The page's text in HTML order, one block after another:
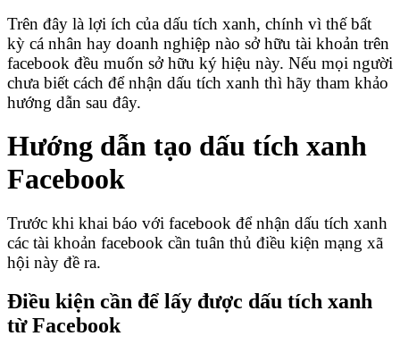
Trên đây là lợi ích của dấu tích xanh, chính vì thế bất
kỳ cá nhân hay doanh nghiệp nào sở hữu tài khoản trên
facebook đều muốn sở hữu ký hiệu này. Nếu mọi người
chưa biết cách để nhận dấu tích xanh thì hãy tham khảo
hướng dẫn sau đây.
Hướng dẫn tạo dấu tích xanh
Facebook
Trước khi khai báo với facebook để nhận dấu tích xanh
các tài khoản facebook cần tuân thủ điều kiện mạng xã
hội này đề ra.
Điều kiện cần để lấy được dấu tích xanh
từ Facebook